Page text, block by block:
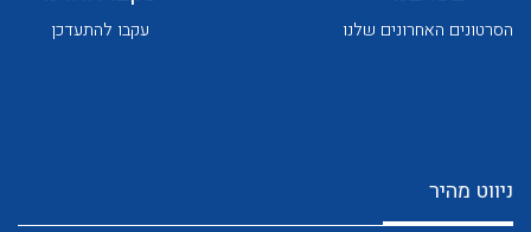
לכל מוצרי היצרן לכל מוצרי היצרן הסרטונים האחרונים שלנו עקבו להתעדכן
ניווט מהיר